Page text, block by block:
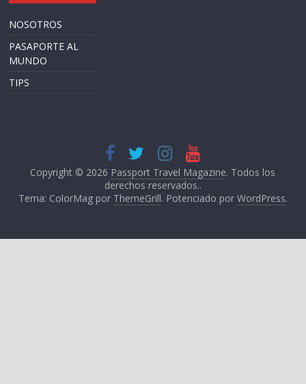
NOSOTROS
PASAPORTE AL
MUNDO
TIPS
Copyright © 2026 Passport Travel Magazine. Todos los
derechos reservados..
Tema: ColorMag por ThemeGrill. Potenciado por WordPress.